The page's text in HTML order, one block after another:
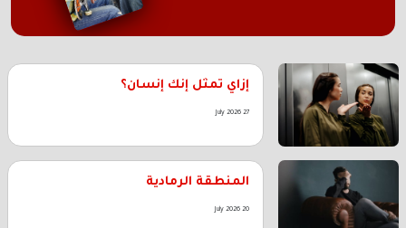
إزاي تمثل إنك إنسان؟
27 July 2026
المنطقة الرمادية
20 July 2026